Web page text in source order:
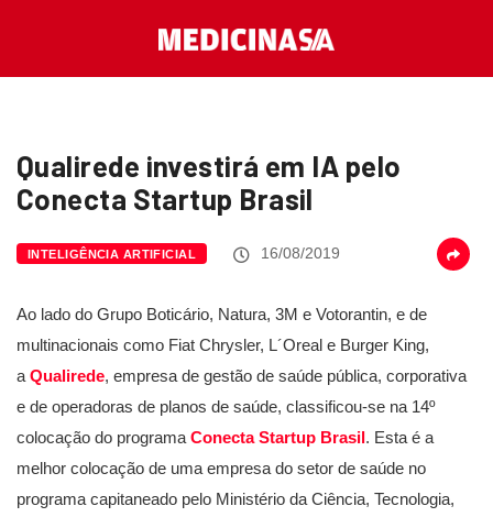
Qualirede investirá em IA pelo
Conecta Startup Brasil
INTELIGÊNCIA ARTIFICIAL 16/08/2019
Ao lado do Grupo Boticário, Natura, 3M e Votorantin, e de
multinacionais como Fiat Chrysler, L´Oreal e Burger King,
a Qualirede, empresa de gestão de saúde pública, corporativa
e de operadoras de planos de saúde, classificou-se na 14º
colocação do programa Conecta Startup Brasil. Esta é a
melhor colocação de uma empresa do setor de saúde no
programa capitaneado pelo Ministério da Ciência, Tecnologia,